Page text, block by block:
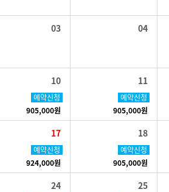
03 04
10
예약신청
905,000원
11
예약신청
905,000원
17
예약신청
924,000원
18
예약신청
905,000원
24 25